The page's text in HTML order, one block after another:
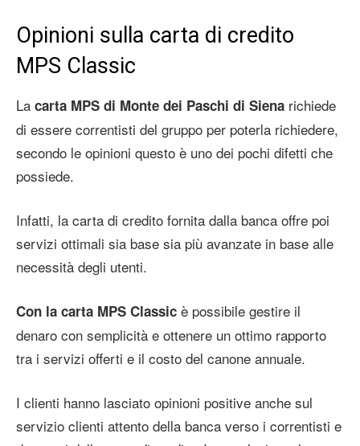
Opinioni sulla carta di credito
MPS Classic
La carta MPS di Monte dei Paschi di Siena richiede
di essere correntisti del gruppo per poterla richiedere,
secondo le opinioni questo è uno dei pochi difetti che
possiede.
Infatti, la carta di credito fornita dalla banca offre poi
servizi ottimali sia base sia più avanzate in base alle
necessità degli utenti.
Con la carta MPS Classic è possibile gestire il
denaro con semplicità e ottenere un ottimo rapporto
tra i servizi offerti e il costo del canone annuale.
I clienti hanno lasciato opinioni positive anche sul
servizio clienti attento della banca verso i correntisti e